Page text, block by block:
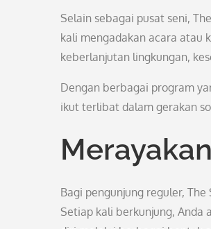
Selain sebagai pusat seni,
kali mengadakan acara atau
keberlanjutan lingkungan,
Dengan berbagai program
ikut terlibat dalam gerakan
Bagi pengunjung reguler,
Setiap kali berkunjung, Anda